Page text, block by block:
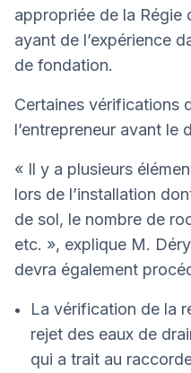
appropriée de la Régie
ayant de l’expérience
de fondation.
Certaines vérifications
l’entrepreneur avant le
« Il y a plusieurs
lors de l’installation
de sol, le nombre de
etc. », explique M.
devra également
La vérification de la
rejet des eaux de
qui a trait au